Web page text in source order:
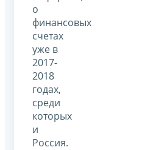
о
финансовых
счетах
уже в
2017-
2018
годах,
среди
которых
и
Россия.